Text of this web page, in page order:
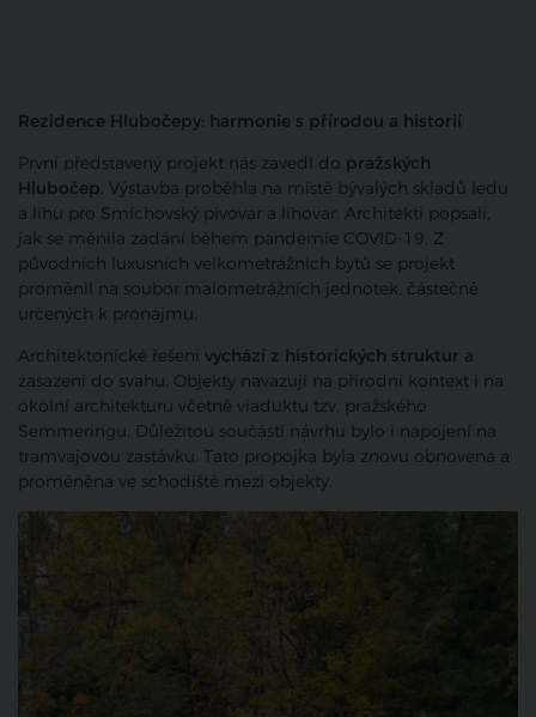
Rezidence Hlubočepy: harmonie s přírodou a historií
První představený projekt nás zavedl do pražských
Hlubočep. Výstavba proběhla na místě bývalých skladů ledu
a lihu pro Smíchovský pivovar a lihovar. Architekti popsali,
jak se měnila zadání během pandemie COVID-19. Z
původních luxusních velkometrážních bytů se projekt
proměnil na soubor malometrážních jednotek, částečně
určených k pronájmu.
Architektonické řešení vychází z historických struktur a
zasazení do svahu. Objekty navazují na přírodní kontext i na
okolní architekturu včetně viaduktu tzv. pražského
Semmeringu. Důležitou součástí návrhu bylo i napojení na
tramvajovou zastávku. Tato propojka byla znovu obnovena a
proměněna ve schodiště mezi objekty.